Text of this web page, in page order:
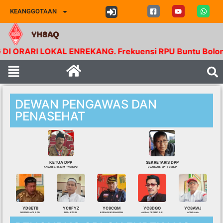
KEANGGOTAAN
YH8AQ
ORARI LOKAL ENREKANG. Frekuensi RPU Buntu
DEWAN PENGAWAS DAN
PENASEHAT
KETUA DPP
ANZARI S.PD. MM - YC8BPQ
SEKRETARIS DPP
DJABBARI, SP - YC8BLP
YD8ETB
MUSMULIADI, S.PD
YC8FYZ
MUH. KASIM
YC8CQM
KARMAN KURNIAWAN
YC8DQO
AMRAN OPPENG S.IP
YC8AWJ
ADIWIJAYA